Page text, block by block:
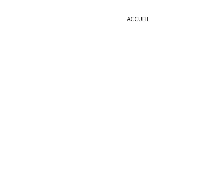
ACCUEIL